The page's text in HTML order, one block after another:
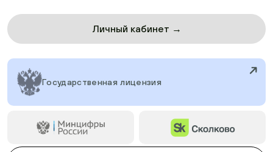
Личный кабинет →
Государственная лицензия